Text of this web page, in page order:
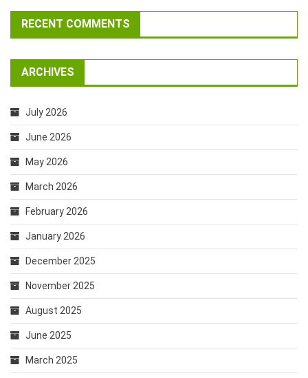
RECENT COMMENTS
ARCHIVES
July 2026
June 2026
May 2026
March 2026
February 2026
January 2026
December 2025
November 2025
August 2025
June 2025
March 2025